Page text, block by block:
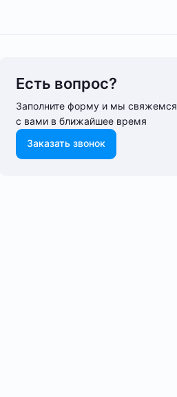
Есть вопрос?
Заполните форму и мы свяжемся
с вами в ближайшее время
Заказать звонок